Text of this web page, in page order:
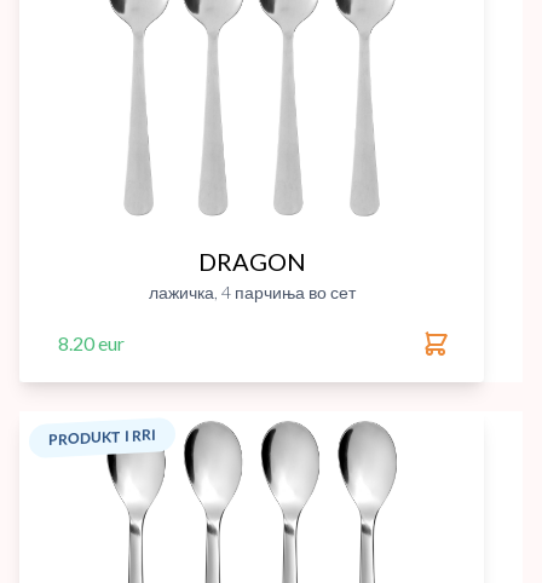
DRAGON
лажичка, 4 парчиња во сет
8.20 eur
PRODUKT I RRI